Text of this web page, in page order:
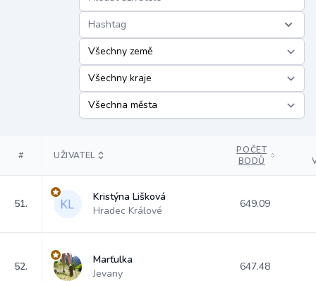
Hashtag
# UŽIVATEL
POČET
BODŮ
51.
Kristýna Lišková
Hradec Králové
649.09
52.
Marťulka
Jevany
647.48